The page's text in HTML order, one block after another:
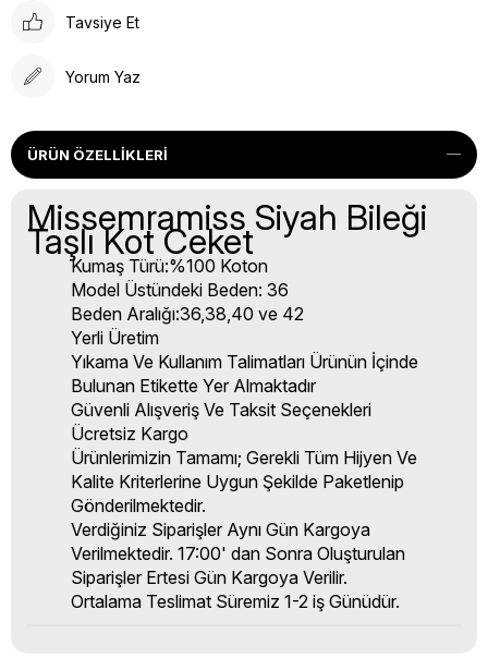
Tavsiye Et
Yorum Yaz
ÜRÜN ÖZELLIKLERI
Missemramiss Siyah Bileği
Taşlı Kot Ceket
Kumaş Türü:%100 Koton
Model Üstündeki Beden: 36
Beden Aralığı:36,38,40 ve 42
Yerli Üretim
Yıkama Ve Kullanım Talimatları Ürünün İçinde
Bulunan Etikette Yer Almaktadır
Güvenli Alışveriş Ve Taksit Seçenekleri
Ücretsiz Kargo
Ürünlerimizin Tamamı; Gerekli Tüm Hijyen Ve
Kalite Kriterlerine Uygun Şekilde Paketlenip
Gönderilmektedir.
Verdiğiniz Siparişler Aynı Gün Kargoya
Verilmektedir. 17:00' dan Sonra Oluşturulan
Siparişler Ertesi Gün Kargoya Verilir.
Ortalama Teslimat Süremiz 1-2 iş Günüdür.